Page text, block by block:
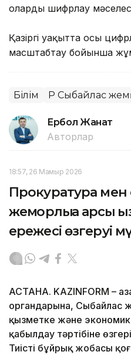
оларды шифрлау
Қазіргі уақытта осы
масштабтау бойынша
Білім ҚР Сыбайлас
Ербол Жанат
Авторлар
18:57, 26 Мамыр 2026
Прокуратура мен
жемқорлыққа қарсы
ережесі өзгеруі
АСТАНА. KAZINFORM –
органдарына, Сыбайлас
қызметке және
қабылдау тәртібіне
Тиісті бұйрық жобасы